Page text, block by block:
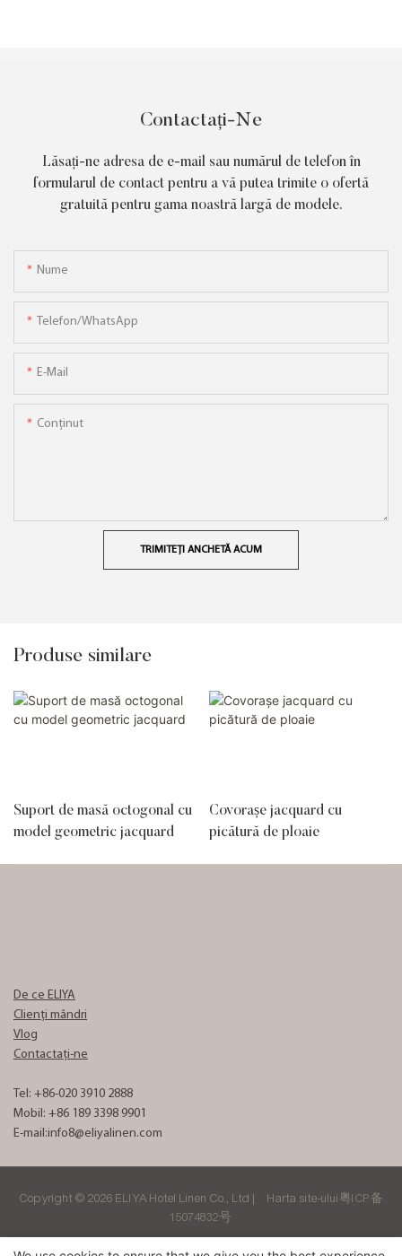
Contactați-Ne
Lăsați-ne adresa de e-mail sau numărul de telefon în
formularul de contact pentru a vă putea trimite o ofertă
gratuită pentru gama noastră largă de modele.
Nume
Telefon/WhatsApp
E-Mail
Conţinut
TRIMITEȚI ANCHETĂ ACUM
Produse similare
Suport de masă octogonal cu
model geometric jacquard
Covorașe jacquard cu
picătură de ploaie
De ce ELIYA
Clienți mândri
Vlog
Contactaţi-ne
Tel: +86-020 3910 2888
Mobil: +86 189 3398 9901
E-mail:info8@eliyalinen.com
Copyright © 2026 ELIYA Hotel Linen Co., Ltd | Harta site-ului 粤ICP备
15074832号